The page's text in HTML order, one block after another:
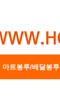
마트봉투/배달봉투